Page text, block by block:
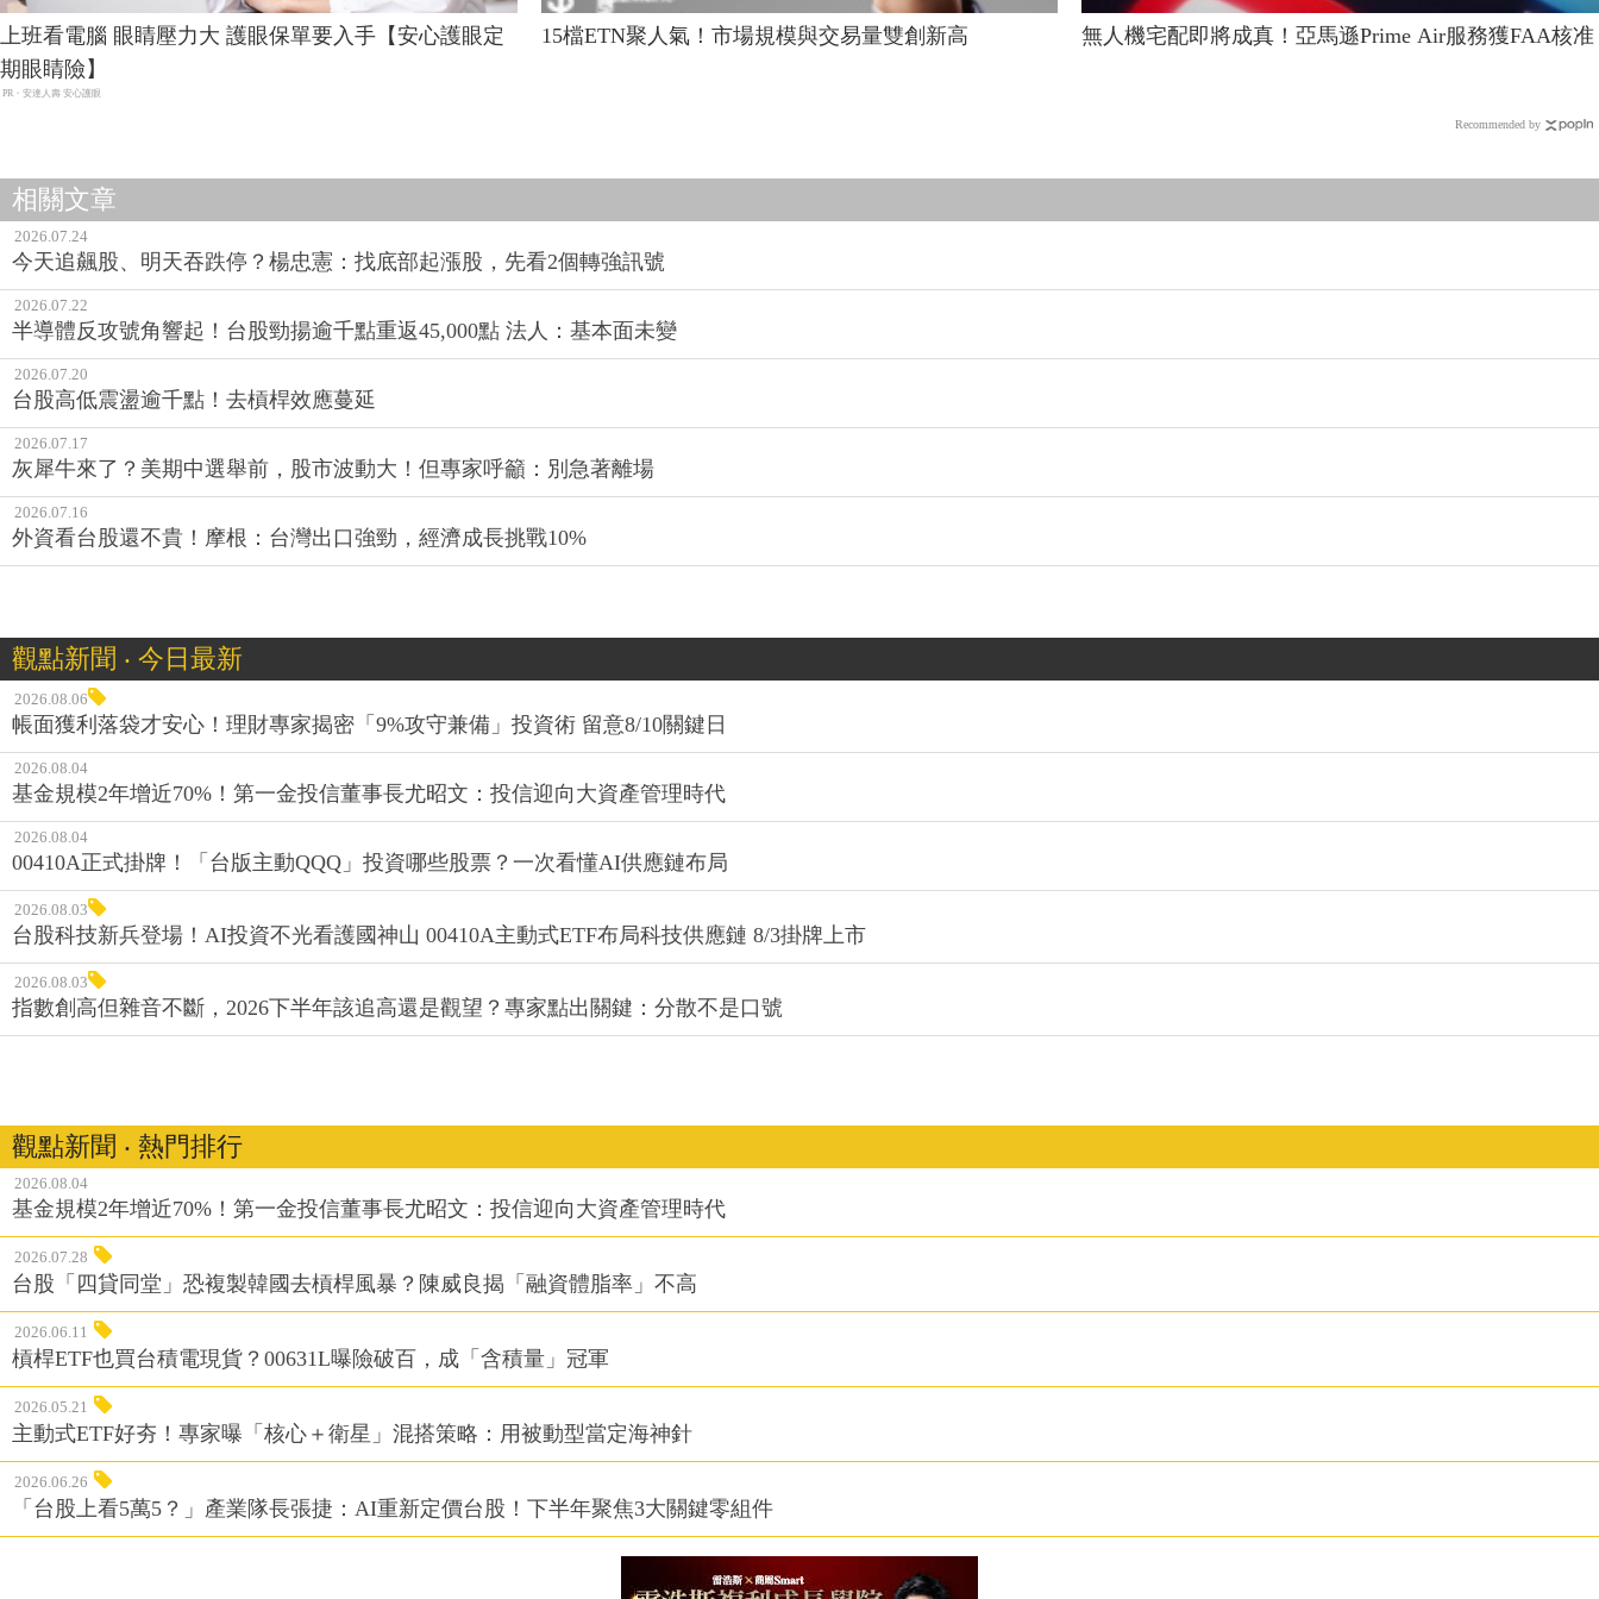
上班看電腦 眼睛壓力大 護眼保單要入手【安心護眼定
期眼睛險】
PR・安達人壽 安心護眼
15檔ETN聚人氣！市場規模與交易量雙創新高 無人機宅配即將成真！亞馬遜Prime Air服務獲FAA核准
Recommended by
相關文章
2026.07.24
今天追飆股、明天吞跌停？楊忠憲：找底部起漲股，先看2個轉強訊號
2026.07.22
半導體反攻號角響起！台股勁揚逾千點重返45,000點 法人：基本面未變
2026.07.20
台股高低震盪逾千點！去槓桿效應蔓延
2026.07.17
灰犀牛來了？美期中選舉前，股市波動大！但專家呼籲：別急著離場
2026.07.16
外資看台股還不貴！摩根：台灣出口強勁，經濟成長挑戰10%
觀點新聞 ‧ 今日最新
2026.08.06
帳面獲利落袋才安心！理財專家揭密「9%攻守兼備」投資術 留意8/10關鍵日
2026.08.04
基金規模2年增近70%！第一金投信董事長尤昭文：投信迎向大資產管理時代
2026.08.04
00410A正式掛牌！「台版主動QQQ」投資哪些股票？一次看懂AI供應鏈布局
2026.08.03
台股科技新兵登場！AI投資不光看護國神山 00410A主動式ETF布局科技供應鏈 8/3掛牌上市
2026.08.03
指數創高但雜音不斷，2026下半年該追高還是觀望？專家點出關鍵：分散不是口號
觀點新聞 ‧ 熱門排行
2026.08.04
基金規模2年增近70%！第一金投信董事長尤昭文：投信迎向大資產管理時代
2026.07.28
台股「四貸同堂」恐複製韓國去槓桿風暴？陳威良揭「融資體脂率」不高
2026.06.11
槓桿ETF也買台積電現貨？00631L曝險破百，成「含積量」冠軍
2026.05.21
主動式ETF好夯！專家曝「核心＋衛星」混搭策略：用被動型當定海神針
2026.06.26
「台股上看5萬5？」產業隊長張捷：AI重新定價台股！下半年聚焦3大關鍵零組件